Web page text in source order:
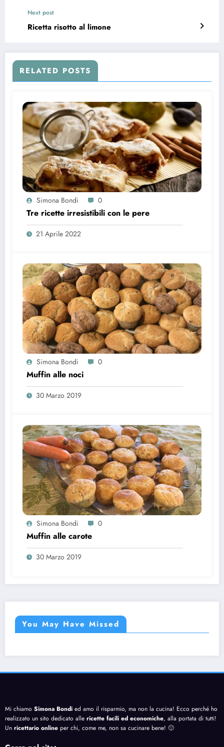
Next post
Ricetta risotto al limone
RELATED POSTS
Simona Bondi 0
Tre ricette irresistibili con le pere
21 Aprile 2022
Simona Bondi 0
Muffin alle noci
30 Marzo 2019
Simona Bondi 0
Muffin alle carote
30 Marzo 2019
You May Have Missed
Mi chiamo Simona Bondi ed amo il risparmio, ma non la cucina! Ecco perché ho
realizzato un sito dedicato alle ricette facili ed economiche, alla portata di tutti!
Un ricettario online per chi, come me, non sa cucinare bene! 🙂